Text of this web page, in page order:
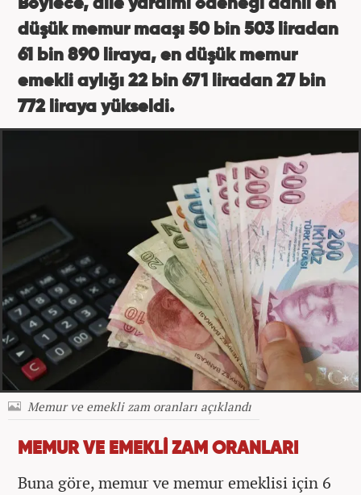
Böylece, aile yardımı ödeneği dahil en
düşük memur maaşı 50 bin 503 liradan
61 bin 890 liraya, en düşük memur
emekli aylığı 22 bin 671 liradan 27 bin
772 liraya yükseldi.
Memur ve emekli zam oranları açıklandı
MEMUR VE EMEKLİ ZAM ORANLARI
Buna göre, memur ve memur emeklisi için 6